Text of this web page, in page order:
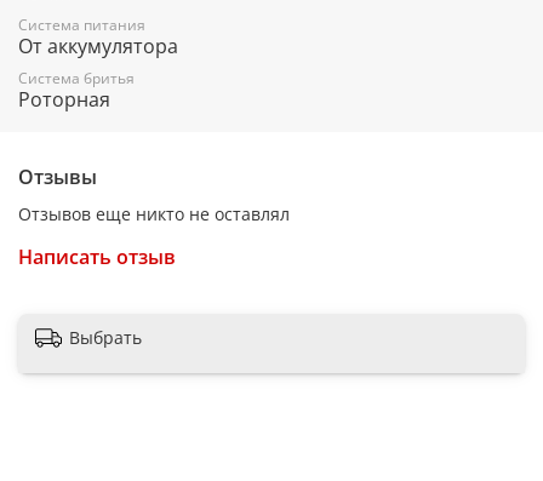
Сумочка для хранения и перевозки.
Мощность: 4 Вт
Промывка ножей под водой
Система питания
От аккумулятора
Система бритья
Роторная
Отзывы
Отзывов еще никто не оставлял
Написать отзыв
Выбрать